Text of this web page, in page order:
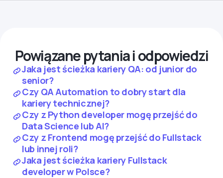
Powiązane pytania i odpowiedzi
Jaka jest ścieżka kariery QA: od junior do
senior?
Czy QA Automation to dobry start dla
kariery technicznej?
Czy z Python developer mogę przejść do
Data Science lub AI?
Czy z Frontend mogę przejść do Fullstack
lub innej roli?
Jaka jest ścieżka kariery Fullstack
developer w Polsce?